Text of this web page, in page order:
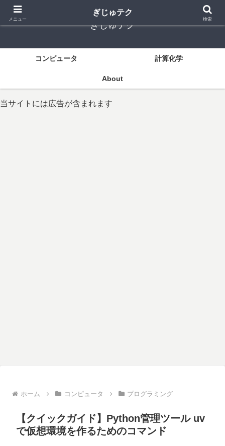
ぎじゅテク
コンピュータ 計算化学
About
当サイトには広告が含まれます
ホーム コンピュータ プログラミング
【クイックガイド】Python管理ツール uv
で仮想環境を作るためのコマンド
メニュー
ぎじゅテク
検索